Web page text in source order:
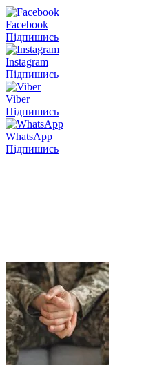
Facebook
Підпишись
Instagram
Підпишись
Viber
Підпишись
WhatsApp
Підпишись